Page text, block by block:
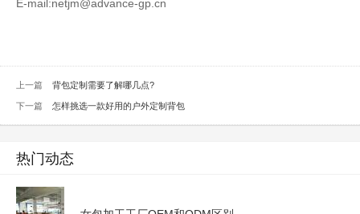
E-mail:netjm@advance-gp.cn
上一篇 背包定制需要了解哪几点?
下一篇 怎样挑选一款好用的户外定制背包
热门动态